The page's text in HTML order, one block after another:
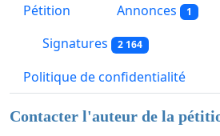
Pétition Annonces 1
Signatures 2 164
Politique de confidentialité
Contacter l'auteur de la